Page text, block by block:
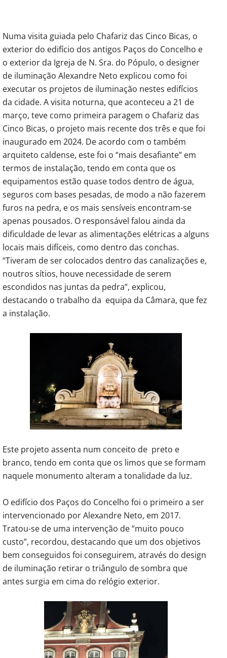
Numa visita guiada pelo Chafariz das Cinco Bicas, o
exterior do edifício dos antigos Paços do Concelho e
o exterior da Igreja de N. Sra. do Pópulo, o designer
de iluminação Alexandre Neto explicou como foi
executar os projetos de iluminação nestes edifícios
da cidade. A visita noturna, que aconteceu a 21 de
março, teve como primeira paragem o Chafariz das
Cinco Bicas, o projeto mais recente dos três e que foi
inaugurado em 2024. De acordo com o também
arquiteto caldense, este foi o “mais desafiante” em
termos de instalação, tendo em conta que os
equipamentos estão quase todos dentro de água,
seguros com bases pesadas, de modo a não fazerem
furos na pedra, e os mais sensíveis encontram-se
apenas pousados. O responsável falou ainda da
dificuldade de levar as alimentações elétricas a alguns
locais mais difíceis, como dentro das conchas.
“Tiveram de ser colocados dentro das canalizações e,
noutros sítios, houve necessidade de serem
escondidos nas juntas da pedra”, explicou,
destacando o trabalho da equipa da Câmara, que fez
a instalação.
Este projeto assenta num conceito de preto e
branco, tendo em conta que os limos que se formam
naquele monumento alteram a tonalidade da luz.
O edifício dos Paços do Concelho foi o primeiro a ser
intervencionado por Alexandre Neto, em 2017.
Tratou-se de uma intervenção de “muito pouco
custo”, recordou, destacando que um dos objetivos
bem conseguidos foi conseguirem, através do design
de iluminação retirar o triângulo de sombra que
antes surgia em cima do relógio exterior.